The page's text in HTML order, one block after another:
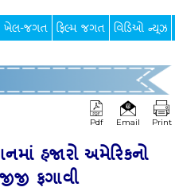
ખેલ-જગત ફિલ્મ જગત વિડિઓ ન્યૂઝ
Pdf Email Print
હજારો અમેરિકનો
ફગાવી